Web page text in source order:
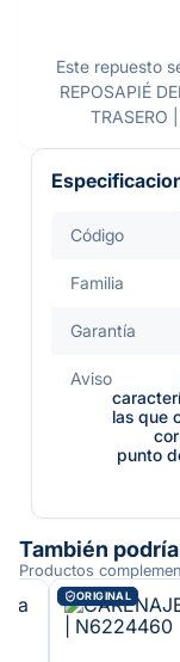
Este repuesto
REPOSAPIÉ
TRASERO
Código
Familia
Garantía
Aviso
las que
punto
También
Productos
ORIGINAL